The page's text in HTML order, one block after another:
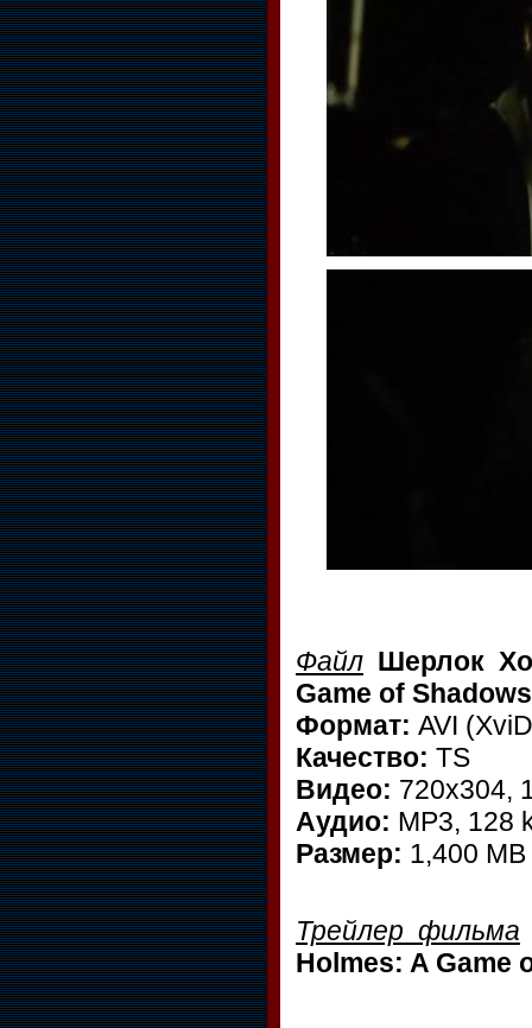
Файл Шерлок
Game of Shadows
Формат: AVI
Качество: TS
Видео: 720x304,
Аудио: MP3, 128
Размер: 1,400 MB
Трейлер фильма
Holmes: A Game